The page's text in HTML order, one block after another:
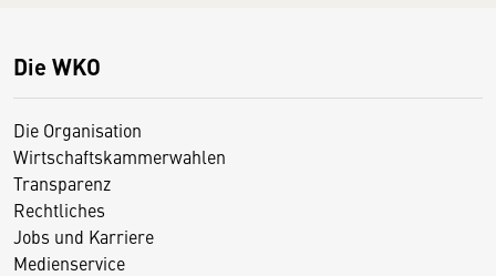
Die WKO
Die Organisation
Wirtschaftskammerwahlen
Transparenz
Rechtliches
Jobs und Karriere
Medienservice